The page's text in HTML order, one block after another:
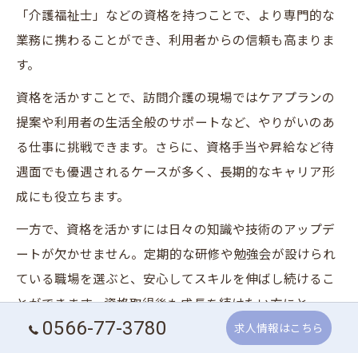
「介護福祉士」などの資格を持つことで、より専門的な
業務に携わることができ、利用者からの信頼も高まりま
す。
資格を活かすことで、訪問介護の現場ではケアプランの
提案や利用者の生活全般のサポートなど、やりがいのあ
る仕事に挑戦できます。さらに、資格手当や昇給など待
遇面でも優遇されるケースが多く、長期的なキャリア形
成にも役立ちます。
一方で、資格を活かすには日々の知識や技術のアップデ
ートが欠かせません。定期的な研修や勉強会が設けられ
ている職場を選ぶと、安心してスキルを伸ばし続けるこ
とができます。資格取得後も成長を続けたい方にとっ
て、安城市の訪問介護員は大変魅力的な選択肢です。
0566-77-3780 求人情報はこちら